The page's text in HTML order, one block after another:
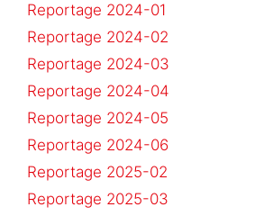
Reportage 2024-01
Reportage 2024-02
Reportage 2024-03
Reportage 2024-04
Reportage 2024-05
Reportage 2024-06
Reportage 2025-02
Reportage 2025-03